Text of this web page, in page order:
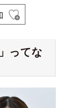
ってな